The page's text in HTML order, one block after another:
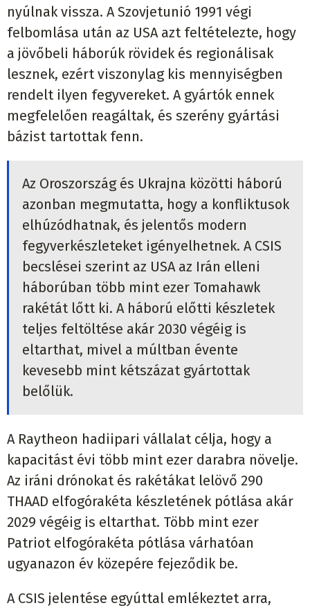
nyúlnak vissza. A Szovjetunió 1991 végi
felbomlása után az USA azt feltételezte, hogy
a jövőbeli háborúk rövidek és regionálisak
lesznek, ezért viszonylag kis mennyiségben
rendelt ilyen fegyvereket. A gyártók ennek
megfelelően reagáltak, és szerény gyártási
bázist tartottak fenn.
Az Oroszország és Ukrajna közötti háború
azonban megmutatta, hogy a konfliktusok
elhúzódhatnak, és jelentős modern
fegyverkészleteket igényelhetnek. A CSIS
becslései szerint az USA az Irán elleni
háborúban több mint ezer Tomahawk
rakétát lőtt ki. A háború előtti készletek
teljes feltöltése akár 2030 végéig is
eltarthat, mivel a múltban évente
kevesebb mint kétszázat gyártottak
belőlük.
A Raytheon hadiipari vállalat célja, hogy a
kapacitást évi több mint ezer darabra növelje.
Az iráni drónokat és rakétákat lelövő 290
THAAD elfogórakéta készletének pótlása akár
2029 végéig is eltarthat. Több mint ezer
Patriot elfogórakéta pótlása várhatóan
ugyanazon év közepére fejeződik be.
A CSIS jelentése egyúttal emlékeztet arra,